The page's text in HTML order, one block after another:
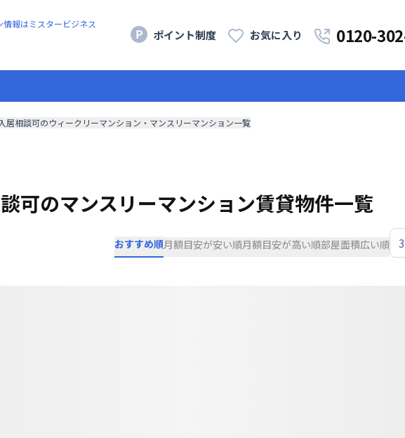
報はミスタービジネス
ポイント制度 お気に入り 0120-
居相談可のウィークリーマンション・マンスリーマンション一覧
可のマンスリーマンション賃貸物件一覧
おすすめ順月額目安が安い順月額目安が高い順部屋面積広い順